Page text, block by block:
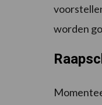
worden